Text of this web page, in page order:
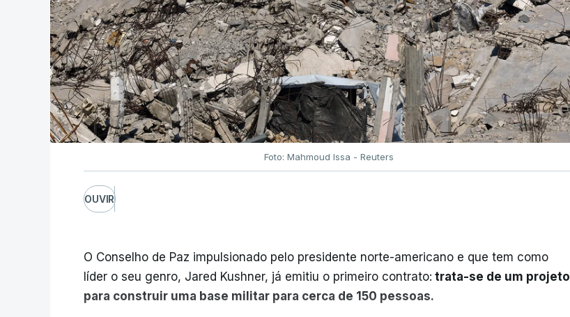
Foto: Mahmoud Issa - Reuters
OUVIR
O Conselho de Paz impulsionado pelo presidente norte-americano e que tem como
líder o seu genro, Jared Kushner, já emitiu o primeiro contrato: trata-se de um projeto
para construir uma base militar para cerca de 150 pessoas.